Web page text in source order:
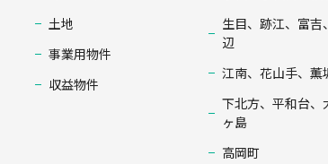
土地
事業用物件
収益物件
生目、跡江、富吉
辺
江南、花山手、薫
下北方、平和台、
ヶ島
高岡町